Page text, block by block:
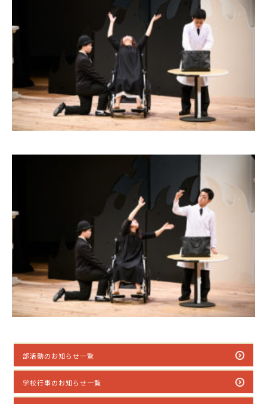
部活動のお知らせ一覧
学校行事のお知らせ一覧